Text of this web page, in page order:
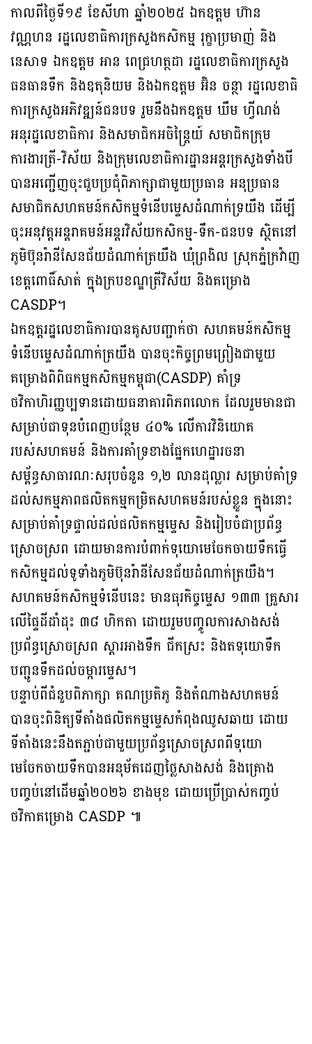
កាលពីថ្ងៃទី១៩ ខែសីហា ឆ្នាំ២០២៥ ឯកឧត្តម ហ៊ាន
វណ្ណហន រដ្ឋលេខាធិការក្រសួងកសិកម្ម រុក្ខាប្រមាញ់ និង
នេសាទ ឯកឧត្តម អាន ពេជ្រហត្ថដា រដ្ឋលេខាធិការក្រសួង
ធនធានទឹក និងឧតុនិយម និងឯកឧត្តម អ៊ិន ចន្ថា រដ្ឋលេខាធិ
ការក្រសួងអភិវឌ្ឍន៍ជនបទ រួមនឹងឯកឧត្ដម ឃឹម ហ្វីណង់
អនុរដ្ឋលេខាធិការ និងសមាជិកអចិន្រ្ដៃយ៍ សមាជិកក្រុម
ការងារត្រី-វិស័យ និងក្រុមលេខាធិការដ្ឋានអន្តរក្រសួងទាំងបី
បានអញ្ជើញចុះជួបប្រជុំពិភាក្សាជាមួយប្រធាន អនុប្រធាន
សមាជិកសហគមន៍កសិកម្មទំនើបម្ទេសដំណាក់ទ្រយឹង ដើម្បី
ចុះអនុវត្តអន្តរាគមន៍អន្តរវិស័យកសិកម្ម-ទឹក-ជនបទ ស្ថិតនៅ
ភូមិប៊ុនរ៉ានីសែនជ័យដំណាក់ត្រយឹង ឃុំព្រងិល ស្រុកភ្នំក្រវ៉ាញ
ខេត្តពោធិ៍សាត់ ក្នុងក្របខណ្ឌត្រីវិស័យ និងគម្រោង
CASDP។
ឯកឧត្តរដ្ឋលេខាធិការបានគូសបញ្ជាក់ថា សហគមន៍កសិកម្ម
ទំនើបម្ទេសដំណាក់ត្រយឹង បានចុះកិច្ចព្រមព្រៀងជាមួយ
គម្រោងពិពិធកម្មកសិកម្មកម្ពុជា(CASDP) គាំទ្រ
ថវិកាហិរញ្ញប្បទានដោយធនាគារពិភពលោក ដែលរួមមានជា
សម្រាប់ជាទុនបំពេញបន្ថែម ៤០% លើការវិនិយោគ
របស់សហគមន៍ និងការគាំទ្រខាងផ្នែកហេដ្ឋារចនា
សម្ព័ន្ធសាធារណៈសរុបចំនួន ១,២ លានដុល្លារ សម្រាប់គាំទ្រ
ដល់សកម្មភាពផលិតកម្មកម្រិតសហគមន៍របស់ខ្លួន ក្នុងនោះ
សម្រាប់គាំទ្រផ្ទាល់ដល់ផលិតកម្មម្ទេស និងរៀបចំជាប្រព័ន្ធ
ស្រោចស្រព ដោយមានការបំពាក់ទុយោមេចែកចាយទឹកធ្វើ
កសិកម្មដល់ទូទាំងភូមិប៊ុនរ៉ានីសែនជ័យដំណាក់ត្រយឹង។
សហគមន៍កសិកម្មទំនើបនេះ មានធុរកិច្ចម្ទេស ១៣៣ គ្រួសារ
លើផ្ទៃដីដាំដុះ ៣៨ ហិកតា ដោយរួមបញ្ចូលការសាងសង់
ប្រព័ន្ធស្រោចស្រព ស្តារអាងទឹក ជីកស្រះ និងតទុយោទឹក
បញ្ជូនទឹកដល់ចម្ការម្ទេស។
បន្ទាប់ពីជំនួបពិភាក្សា គណប្រតិភូ និងតំណាងសហគមន៍
បានចុះពិនិត្យទីតាំងផលិតកម្មម្ទេសកំពុងឈូសឆាយ ដោយ
ទីតាំងនេះនឹងតភ្ជាប់ជាមួយប្រព័ន្ធស្រោចស្រពពីទុយោ
មេចែកចាយទឹកបានអនុម័តដេញថ្លៃសាងសង់ និងគ្រោង
បញ្ចប់នៅដើមឆ្នាំ២០២៦ ខាងមុខ ដោយប្រើប្រាស់កញ្ចប់
ថវិកាគម្រោង CASDP ៕